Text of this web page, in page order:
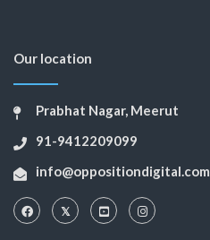
Our location
Prabhat Nagar, Meerut
91-9412209099
info@oppositiondigital.com